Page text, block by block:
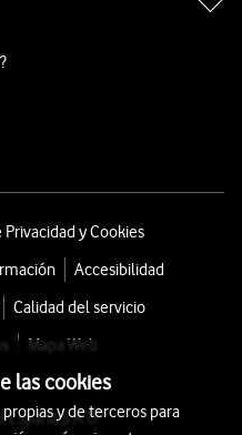
Privacidad y Cookies
Accesibilidad
Calidad del servicio
Mapa Web
S.A.U.
las cookies
y de terceros para